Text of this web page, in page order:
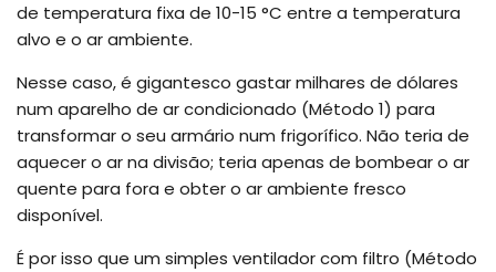
de temperatura fixa de 10-15 °C entre a temperatura
alvo e o ar ambiente.
Nesse caso, é gigantesco gastar milhares de dólares
num aparelho de ar condicionado (Método 1) para
transformar o seu armário num frigorífico. Não teria de
aquecer o ar na divisão; teria apenas de bombear o ar
quente para fora e obter o ar ambiente fresco
disponível.
É por isso que um simples ventilador com filtro (Método